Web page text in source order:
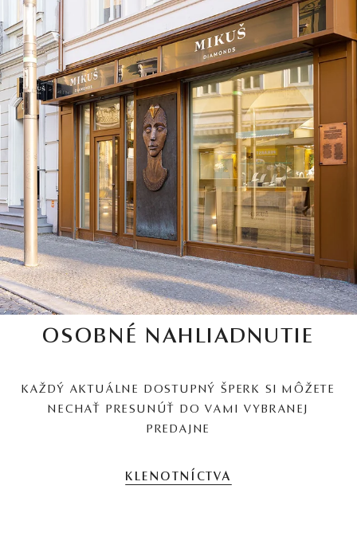
OSOBNÉ NAHLIADNUTIE
KAŽDÝ AKTUÁLNE DOSTUPNÝ ŠPERK SI MÔŽETE
NECHAŤ PRESUNÚŤ DO VAMI VYBRANEJ
PREDAJNE
KLENOTNÍCTVA